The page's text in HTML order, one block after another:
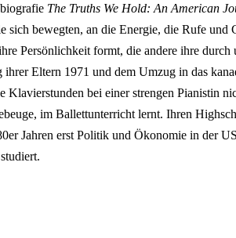
The Truths We Hold: An American
sich bewegten, an die Energie, die Rufe und
Persönlichkeit formt, die andere ihre
ihrer Eltern 1971 und dem Umzug in das
Klavierstunden bei einer strengen Pianistin
im Ballettunterricht lernt. Ihren
Jahren erst Politik und Ökonomie in der